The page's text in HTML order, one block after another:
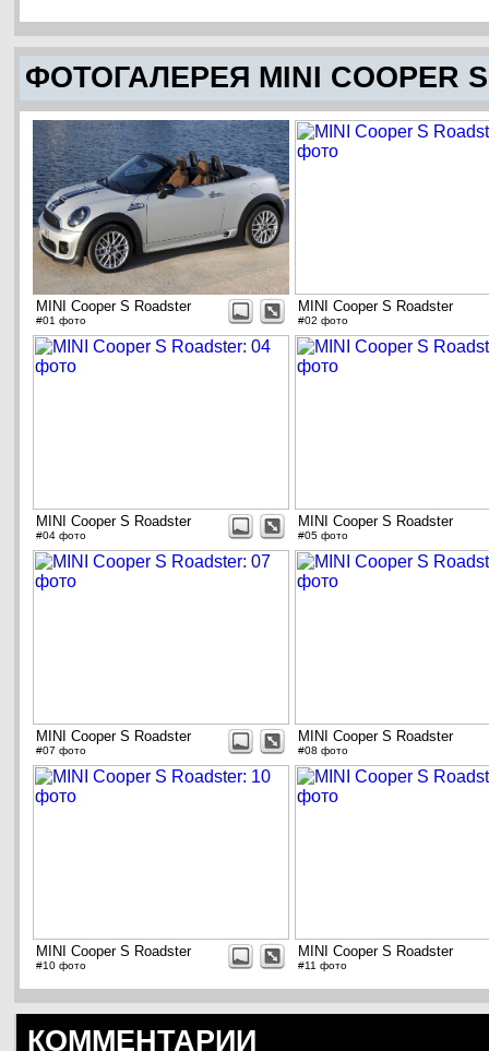
ФОТОГАЛЕРЕЯ MINI COOPER S
MINI Cooper S Roadster
#01 фото
MINI Cooper S Roadster
#02 фото
MINI Cooper S Roadster
#04 фото
MINI Cooper S Roadster
#05 фото
MINI Cooper S Roadster
#07 фото
MINI Cooper S Roadster
#08 фото
MINI Cooper S Roadster
#10 фото
MINI Cooper S Roadster
#11 фото
КОММЕНТАРИИ